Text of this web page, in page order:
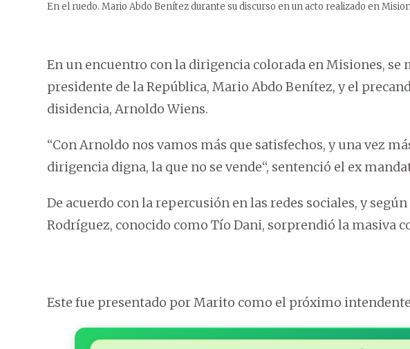
En el ruedo. Mario Abdo Benítez durante su discurso en un acto realizado en
En un encuentro con la dirigencia colorada en Misiones, se
presidente de la República, Mario Abdo Benítez, y el
disidencia, Arnoldo Wiens.
“Con Arnoldo nos vamos más que satisfechos, y una vez
dirigencia digna, la que no se vende“, sentenció el ex
De acuerdo con la repercusión en las redes sociales, y
Rodríguez, conocido como Tío Dani, sorprendió la masiva
Este fue presentado por Marito como el próximo intendente